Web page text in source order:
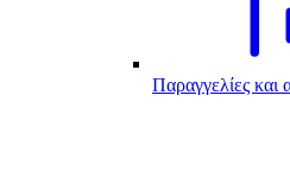
Παραγγελίες και